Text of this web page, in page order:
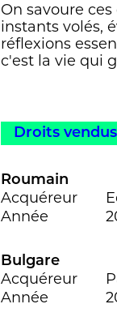
On savoure
instants volés,
réflexions
c'est la vie qui
Droits vendus
Roumain
Acquéreur
Année
Bulgare
Acquéreur
Année